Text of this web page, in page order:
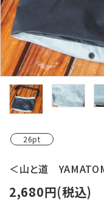
レンタル・修理
店舗情報
POLICY
ようこそ ゲスト 様
26pt
＜山と道
2,680円(税込)